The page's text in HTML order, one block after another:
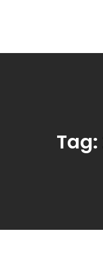
Tag: